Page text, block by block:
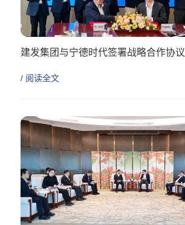
建发集团与宁德时代签署战略合作协议
/ 阅读全文